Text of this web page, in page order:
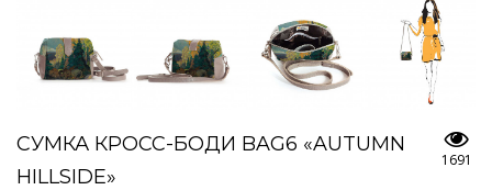
СУМКА КРОСС-БОДИ BAG6 «AUTUMN
HILLSIDE»
1691